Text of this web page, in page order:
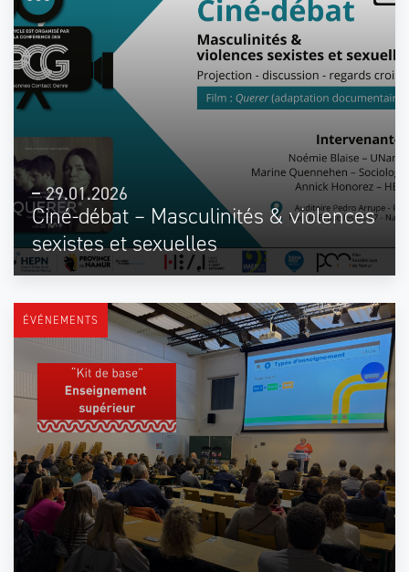
Ciné-débat – Masculinités & violences
sexistes et sexuelles
29.01.2026
ÉVÉNEMENTS